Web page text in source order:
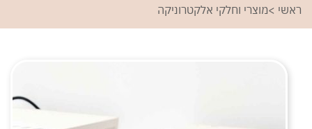
ראשי >מוצרי וחלקי אלקטרוניקה